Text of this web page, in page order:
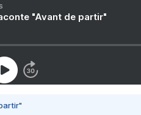
"Avant de partir"